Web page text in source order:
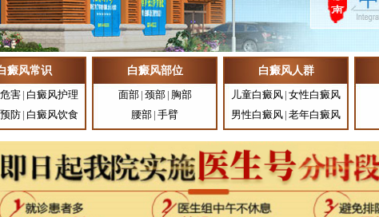
癜风常识
害 | 白癜风护理
防 | 白癜风饮食
白癜风部位
面部 | 颈部 | 胸部
腰部 | 手臂
白癜风人群
儿童白癜风 | 女性白癜风
男性白癜风 | 老年白癜风